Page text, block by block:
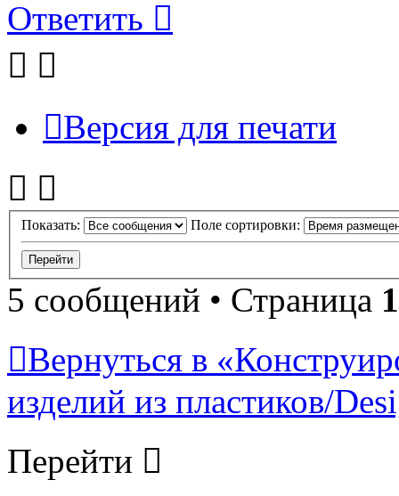
Ответить
Версия для печати
Показать: Поле сортировки:
5 сообщений • Страница 1
Вернуться в
изделий из пластиков/
Перейти